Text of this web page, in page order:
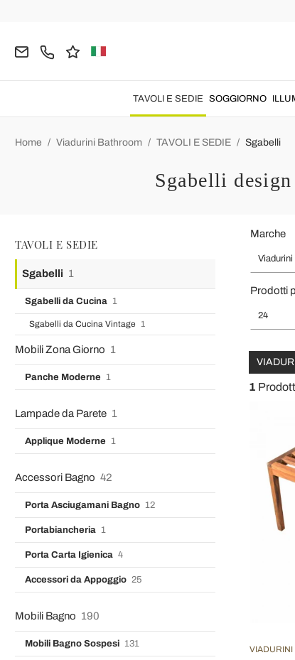
TAVOLI E SEDIE SOGGIORNO
Home Viadurini Bathroom TAVOLI E SEDIE Sgabelli
Sgabelli
TAVOLI E SEDIE
Sgabelli 1
Sgabelli da Cucina 1
Sgabelli da Cucina Vintage 1
Mobili Zona Giorno 1
Panche Moderne 1
Lampade da Parete 1
Applique Moderne 1
Accessori Bagno 42
Porta Asciugamani Bagno 12
Portabiancheria 1
Porta Carta Igienica 4
Accessori da Appoggio 25
Mobili Bagno 190
Mobili Bagno Sospesi 131
Marche
Prodotti
24
1
VIADURINI